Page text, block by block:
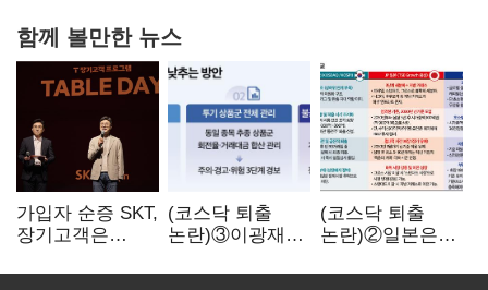
함께 볼만한 뉴스
가입자 순증 SKT,
장기고객은
챙긴다
(코스닥 퇴출
논란)③이광재
자동차 없애지는
(코스닥 퇴출
논란)②일본은
기다려주는데